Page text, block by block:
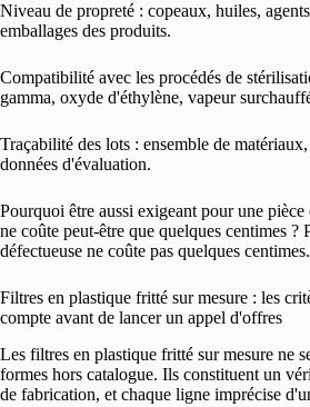
Niveau de propreté : copeaux, huiles,
emballages des produits.
Compatibilité avec les procédés de
gamma, oxyde d'éthylène, vapeur
Traçabilité des lots : ensemble de
données d'évaluation.
Pourquoi être aussi exigeant pour une pièce
ne coûte peut-être que quelques centimes ?
défectueuse ne coûte pas quelques centimes.
Filtres en plastique fritté sur mesure : les
compte avant de lancer un appel d'offres
Les filtres en plastique fritté sur mesure ne
formes hors catalogue. Ils constituent un
de fabrication, et chaque ligne imprécise